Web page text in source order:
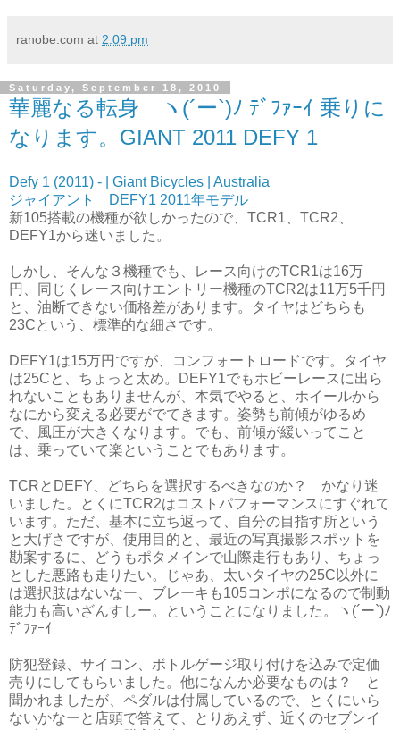
ranobe.com at 2:09 pm
Saturday, September 18, 2010
華麗なる転身 ヽ(´ー`)ﾉ ﾃﾞﾌｧｰｲ 乗りに
なります。GIANT 2011 DEFY 1
Defy 1 (2011) - | Giant Bicycles | Australia
ジャイアント DEFY1 2011年モデル
新105搭載の機種が欲しかったので、TCR1、TCR2、
DEFY1から迷いました。
しかし、そんな３機種でも、レース向けのTCR1は16万
円、同じくレース向けエントリー機種のTCR2は11万5千円
と、油断できない価格差があります。タイヤはどちらも
23Cという、標準的な細さです。
DEFY1は15万円ですが、コンフォートロードです。タイヤ
は25Cと、ちょっと太め。DEFY1でもホビーレースに出ら
れないこともありませんが、本気でやると、ホイールから
なにから変える必要がでてきます。姿勢も前傾がゆるめ
で、風圧が大きくなります。でも、前傾が緩いってこと
は、乗っていて楽ということでもあります。
TCRとDEFY、どちらを選択するべきなのか？ かなり迷
いました。とくにTCR2はコストパフォーマンスにすぐれて
います。ただ、基本に立ち返って、自分の目指す所という
と大げさですが、使用目的と、最近の写真撮影スポットを
勘案するに、どうもポタメインで山際走行もあり、ちょっ
とした悪路も走りたい。じゃあ、太いタイヤの25C以外に
は選択肢はないなー、ブレーキも105コンポになるので制動
能力も高いざんすしー。ということになりました。ヽ(´ー`)ﾉ
ﾃﾞﾌｧｰｲ
防犯登録、サイコン、ボトルゲージ取り付けを込みで定価
売りにしてもらいました。他になんか必要なものは？ と
聞かれましたが、ペダルは付属しているので、とくにいら
ないかなーと店頭で答えて、とりあえず、近くのセブンイ